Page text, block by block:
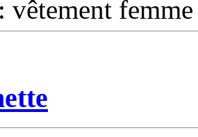
vêtement